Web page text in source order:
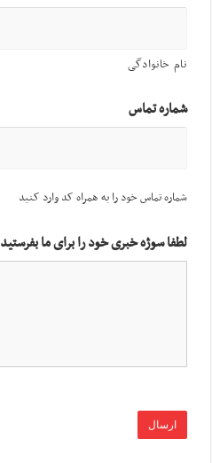
نام خانوادگی
شماره تماس
شماره تماس خود را به همراه کد وارد کنید
لطفا سوژه خبری خود را برای ما بفرستید